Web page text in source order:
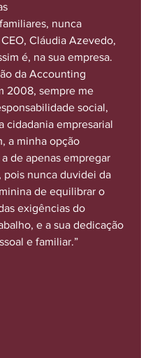
nunca
Cláudia Azevedo,
é, na sua empresa.
da Accounting
2008, sempre me
social,
cidadania empresarial
a minha opção
de apenas empregar
pois nunca duvidei da
de equilibrar o
exigências do
e a sua dedicação
e familiar.”